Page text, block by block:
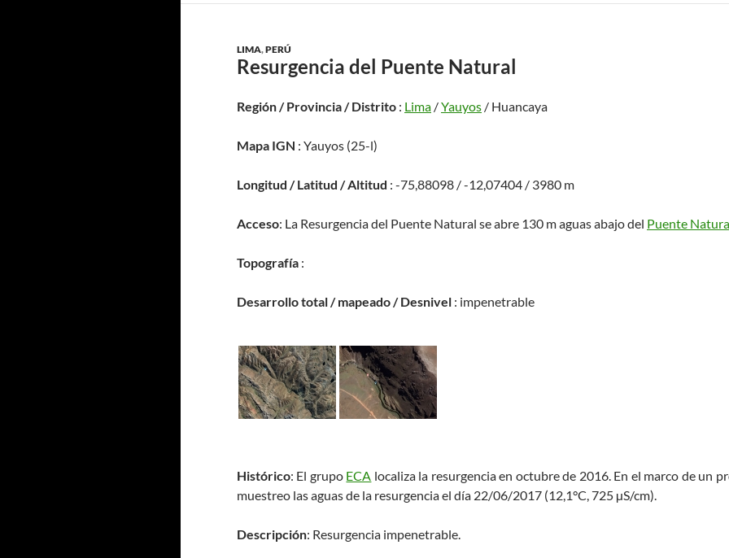
LIMA,PERÚ
Resurgencia del Puente Natural
Región / Provincia / Distrito : Lima /Yauyos / Huancaya
Mapa IGN : Yauyos (25-l)
Longitud / Latitud / Altitud : -75,88098 / -12,07404 / 3980 m
Acceso: La Resurgencia del Puente Natural se abre 130 m aguas abajo del Puente
Topografía :
Desarrollo total / mapeado / Desnivel : impenetrable
Histórico: El grupo ECA localiza la resurgencia en octubre de 2016. En el marco de un
muestreo las aguas de la resurgencia el día 22/06/2017 (12,1°C, 725 µS/cm).
Descripción: Resurgencia impenetrable.